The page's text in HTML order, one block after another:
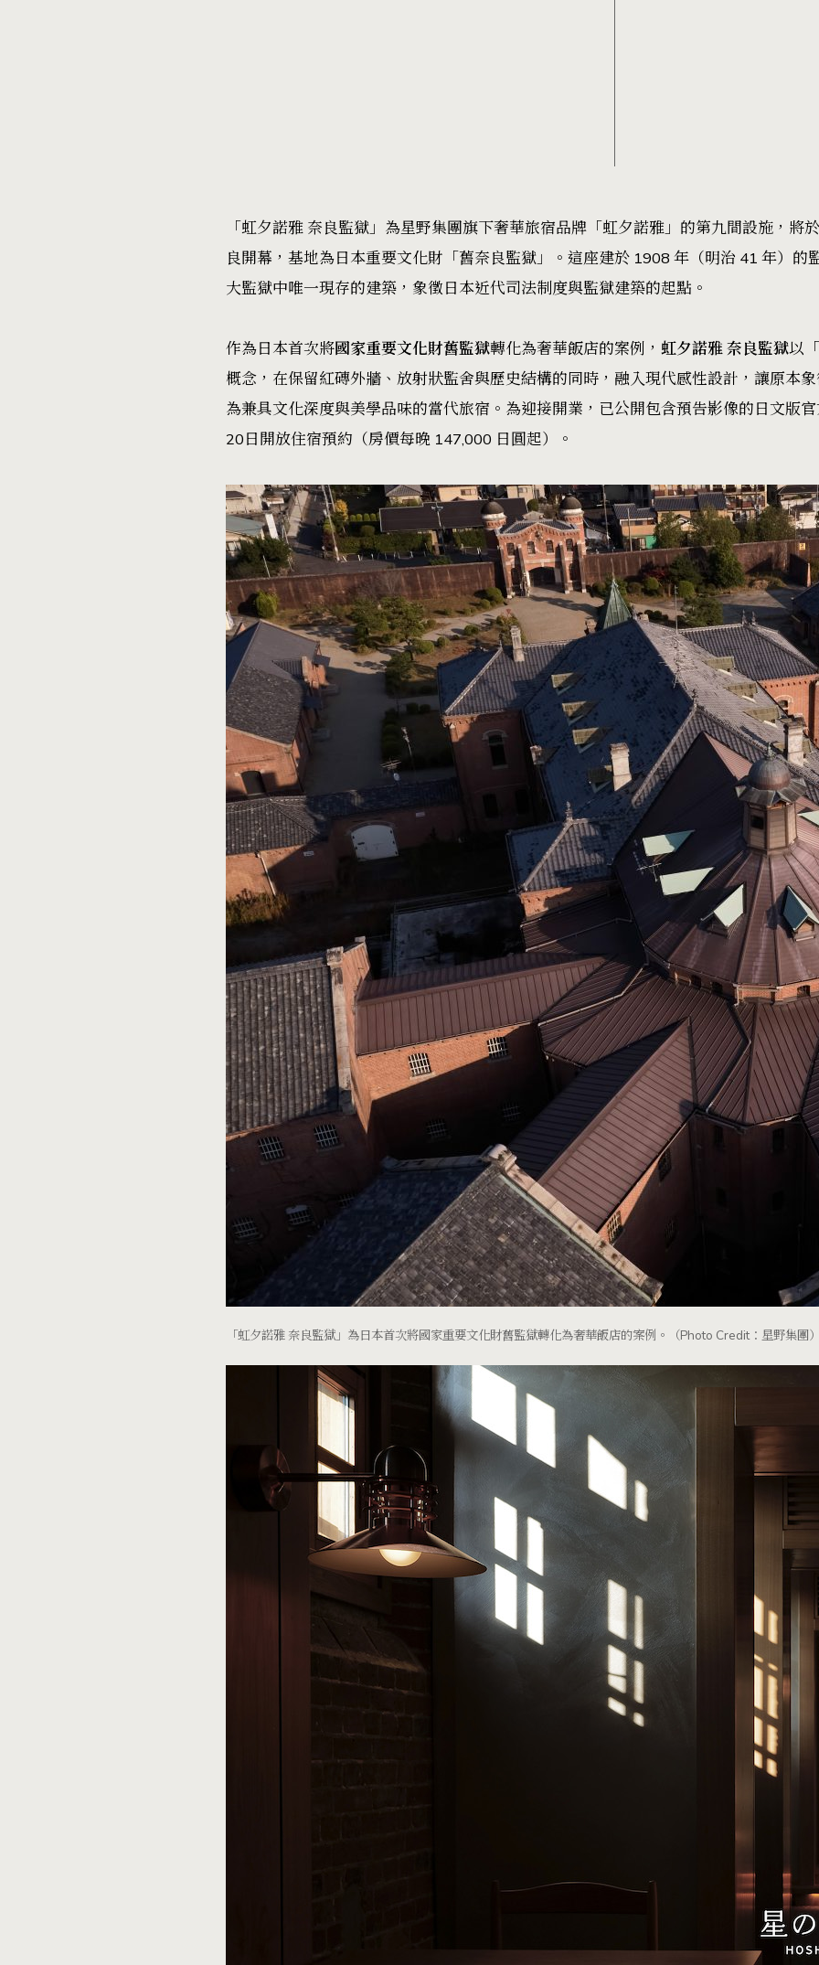
「虹夕諾雅 奈良監獄」為星野集團旗下奢華旅宿品牌「虹夕諾雅」的第九間設施，將
良開幕，基地為日本重要文化財「舊奈良監獄」。這座建於 1908 年（明治 41 年）的
大監獄中唯一現存的建築，象徵日本近代司法制度與監獄建築的起點。
作為日本首次將國家重要文化財舊監獄轉化為奢華飯店的案例， 虹夕諾雅 奈良監獄以
概念，在保留紅磚外牆、放射狀監舍與歷史結構的同時，融入現代感性設計，讓原本
為兼具文化深度與美學品味的當代旅宿。為迎接開業，已公開包含預告影像的日文版
20日開放住宿預約（房價每晚 147,000 日圓起）。
「虹夕諾雅 奈良監獄」為日本首次將國家重要文化財舊監獄轉化為奢華飯店的案例。（Photo Credit：星野集團